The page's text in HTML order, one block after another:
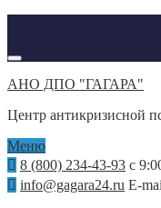
АНО ДПО "ГАГАРА"
Центр антикризисной
Меню
8 (800) 234-43-93 с
info@gagara24.ru E-